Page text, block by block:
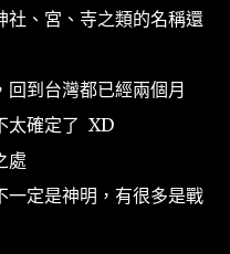
社、宮、寺之類的名稱還
到台灣都已經兩個月
太確定了 XD
處
一定是神明，有很多是戰